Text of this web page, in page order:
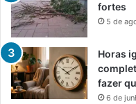
fortes
5 de
Horas
fazer
6 de